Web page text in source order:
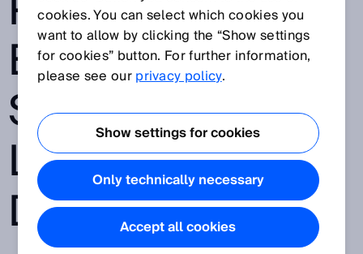
EN
SICHERHEITS-
LICHTVORHANG
DETEC
cookies. You can select which cookies you
want to allow by clicking the “Show settings
for cookies” button. For further information,
please see ourprivacy policy.
Show settings for cookies
Only technically necessary
Accept all cookies